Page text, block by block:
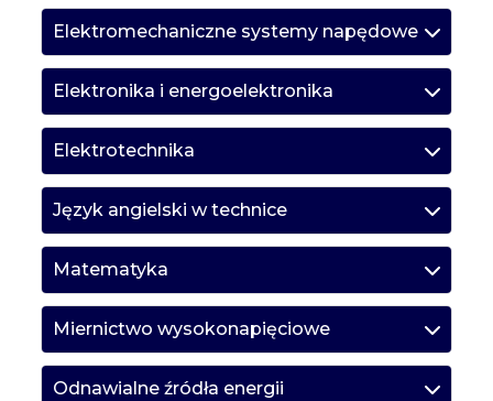
Elektromechaniczne systemy napędowe
Elektronika i energoelektronika
Elektrotechnika
Język angielski w technice
Matematyka
Miernictwo wysokonapięciowe
Odnawialne źródła energii